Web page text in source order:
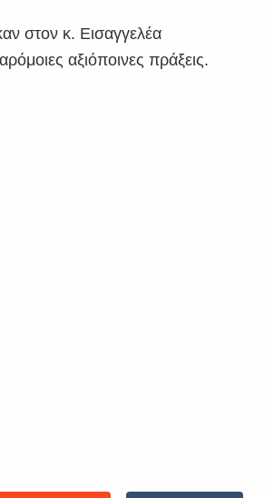
στον κ. Εισαγγελέα
αξιόποινες πράξεις.